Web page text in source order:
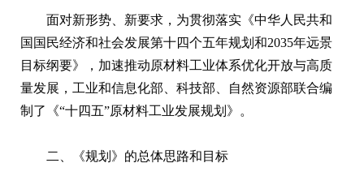
面对新形势、新要求，为贯彻落实《中华人民共和
国国民经济和社会发展第十四个五年规划和2035年远景
目标纲要》，加速推动原材料工业体系优化开放与高质
量发展，工业和信息化部、科技部、自然资源部联合编
制了《“十四五”原材料工业发展规划》。
二、《规划》的总体思路和目标